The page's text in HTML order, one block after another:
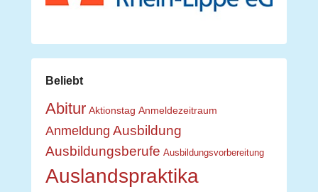
Beliebt
Abitur Aktionstag Anmeldezeitraum
Anmeldung Ausbildung
Ausbildungsberufe Ausbildungsvorbereitung
Auslandspraktika